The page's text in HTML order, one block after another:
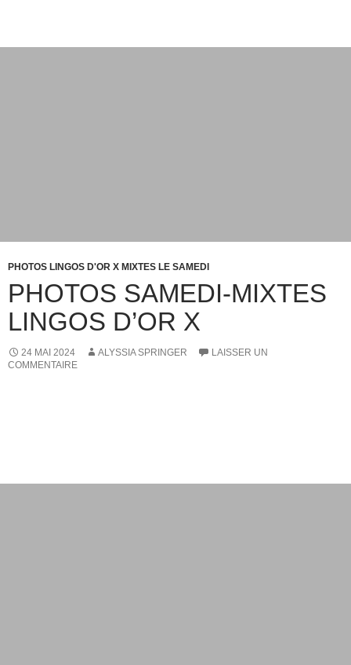
PHOTOS LINGOS D'OR X MIXTES LE SAMEDI
PHOTOS SAMEDI-MIXTES
LINGOS D’OR X
24 MAI 2024 ALYSSIA SPRINGER
LAISSER UN
COMMENTAIRE